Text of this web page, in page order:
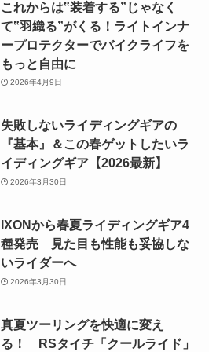
これからは‟装着する”じゃなく
て‟羽織る”がくる！ライトインナ
ープロテクターでバイクライフを
もっと自由に
2026年4月9日
失敗しないライディングギアの
『基本』＆この春ゲットしたいラ
イディングギア【2026最新】
2026年3月30日
IXONから春夏ライディングギア4
種発売 見た目も性能も妥協しな
いライダーへ
2026年3月30日
真夏ツーリングを快適に変え
る！ RSタイチ「クールライド」